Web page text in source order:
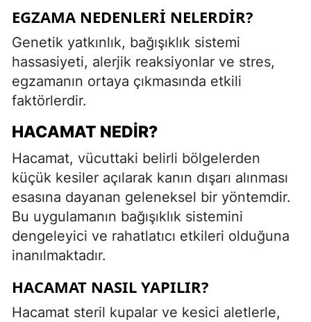
EGZAMA NEDENLERI NELERDIR?
Genetik yatkınlık, bağışıklık sistemi
hassasiyeti, alerjik reaksiyonlar ve stres,
egzamanın ortaya çıkmasında etkili
faktörlerdir.
HACAMAT NEDIR?
Hacamat, vücuttaki belirli bölgelerden
küçük kesiler açılarak kanın dışarı alınması
esasına dayanan geleneksel bir yöntemdir.
Bu uygulamanın bağışıklık sistemini
dengeleyici ve rahatlatıcı etkileri olduğuna
inanılmaktadır.
HACAMAT NASIL YAPILIR?
Hacamat steril kupalar ve kesici aletlerle,